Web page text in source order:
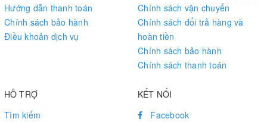
Hướng dẫn thanh toán
Chính sách bảo hành
Điều khoản dịch vụ
Chính sách vận chuyển
Chính sách đổi trả hàng và
hoàn tiền
Chính sách bảo hành
Chính sách thanh toán
HỖ TRỢ
Tìm kiếm
KẾT NỐI
Facebook